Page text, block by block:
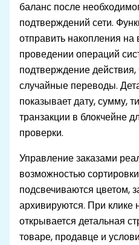
баланс после
подтверждений сети.
отправить накопления
проведении операций
подтверждение действия,
случайные переводы.
показывает дату, сумму,
транзакции в блокчейне
проверки.
Управление заказами
возможностью
подсвечиваются цветом,
архивируются. При клике
открывается детальная
товаре, продавце и